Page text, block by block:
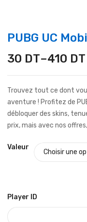
PUBG UC
30 DT–410 DT
Trouvez tout ce dont
aventure ! Profitez de
débloquer des skins,
prix, mais avec nos
Valeur
Player ID